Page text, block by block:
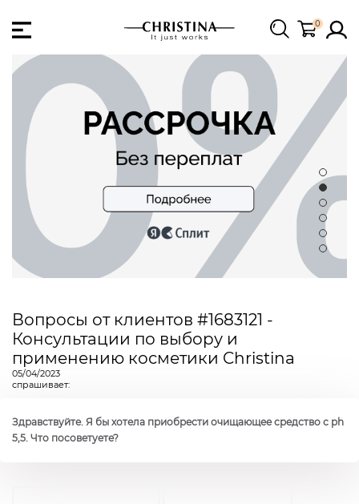
0
Вопросы от клиентов #1683121 -
Консультации по выбору и
применению косметики Christina
05/04/2023
спрашивает:
Здравствуйте. Я бы хотела приобрести очищающее средство с ph
5,5. Что посоветуете?